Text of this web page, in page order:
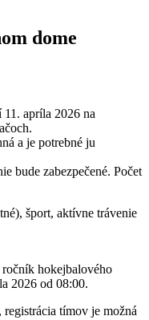
dome
apríla 2026 na
a je potrebné ju
bude zabezpečené. Počet
šport, aktívne trávenie
hokejbalového
od 08:00.
tímov je možná